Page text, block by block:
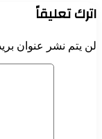
اترك تعليقاً
لن يتم نشر عنوان